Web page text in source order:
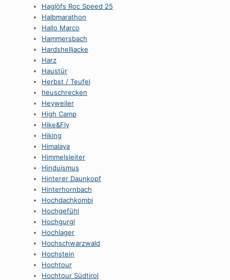
Haglöfs Roc Speed 25
Halbmarathon
Hallo Marco
Hammersbach
Hardshelljacke
Harz
Haustür
Herbst / Teufel
heuschrecken
Heyweiler
High Camp
Hike&Fly
Hiking
Himalaya
Himmelsleiter
Hinduismus
Hinterer Daunkopf
Hinterhornbach
Hochdachkombi
Hochgefühl
Hochgurgl
Hochlager
Hochschwarzwald
Hochstein
Hochtour
Hochtour Südtirol